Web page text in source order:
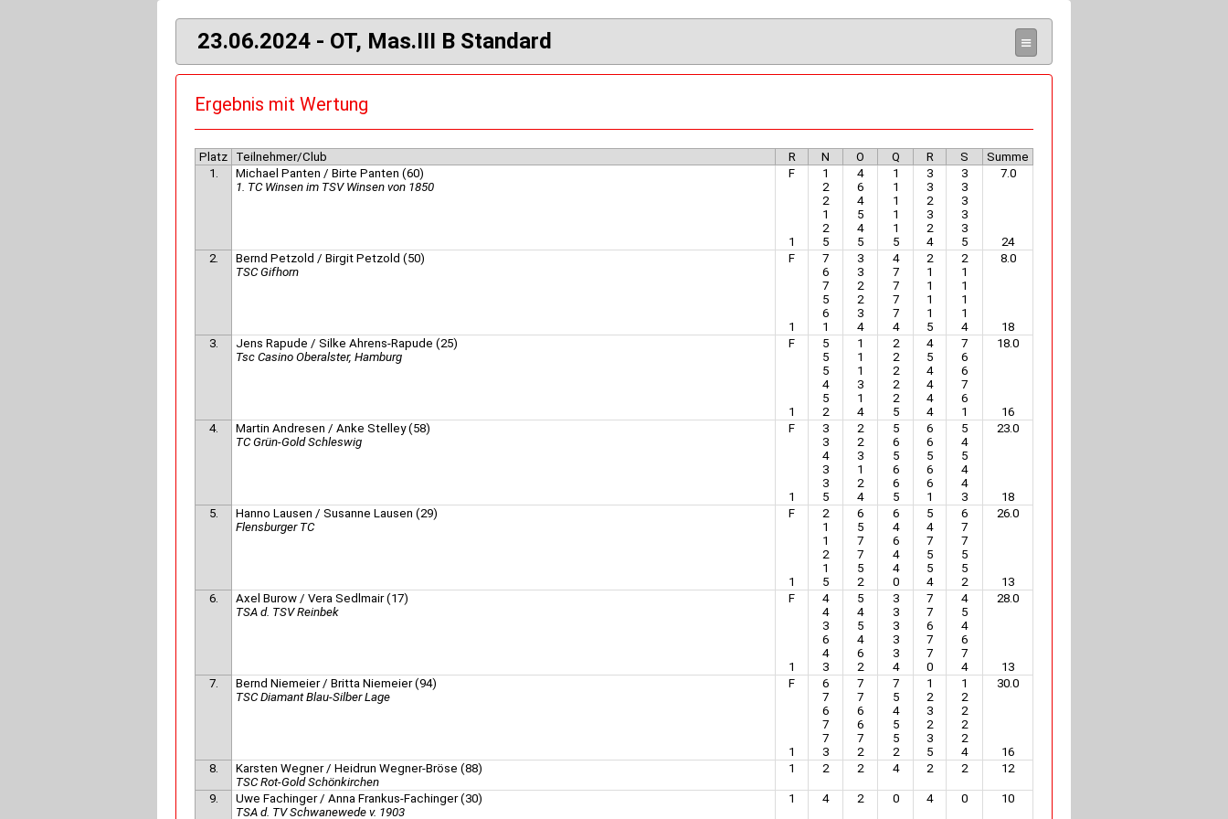
23.06.2024 - OT, Mas.III B Standard ≡
Ergebnis mit Wertung
Platz Teilnehmer/Club R N O Q R S
Summe
1.
Michael Panten / Birte Panten (60)
1. TC Winsen im TSV Winsen von 1850
F
1
1
2
2
1
2
5
4
6
4
5
4
5
1
1
1
1
1
5
3
3
2
3
2
4
3
3
3
3
3
5
7.0
24
2.
Bernd Petzold / Birgit Petzold (50)
TSC Gifhorn
F
1
7
6
7
5
6
1
3
3
2
2
3
4
4
7
7
7
7
4
2
1
1
1
1
5
2
1
1
1
1
4
8.0
18
3.
Jens Rapude / Silke Ahrens-Rapude (25)
Tsc Casino Oberalster, Hamburg
F
1
5
5
5
4
5
2
1
1
1
3
1
4
2
2
2
2
2
5
4
5
4
4
4
4
7
6
6
7
6
1
18.0
16
4.
Martin Andresen / Anke Stelley (58)
TC Grün-Gold Schleswig
F
1
3
3
4
3
3
5
2
2
3
1
2
4
5
6
5
6
6
5
6
6
5
6
6
1
5
4
5
4
4
3
23.0
18
5.
Hanno Lausen / Susanne Lausen (29)
Flensburger TC
F
1
2
1
1
2
1
5
6
5
7
7
5
2
6
4
6
4
4
0
5
4
7
5
5
4
6
7
7
5
5
2
26.0
13
6.
Axel Burow / Vera Sedlmair (17)
TSA d. TSV Reinbek
F
1
4
4
3
6
4
3
5
4
5
4
6
2
3
3
3
3
3
4
7
7
6
7
7
0
4
5
4
6
7
4
28.0
13
7.
Bernd Niemeier / Britta Niemeier (94)
TSC Diamant Blau-Silber Lage
F
1
6
7
6
7
7
3
7
7
6
6
7
2
7
5
4
5
5
2
1
2
3
2
3
5
1
2
2
2
2
4
30.0
16
8.
Karsten Wegner / Heidrun Wegner-Bröse (88)
TSC Rot-Gold Schönkirchen
1 2 2 4 2 2 12
9.
Uwe Fachinger / Anna Frankus-Fachinger (30)
TSA d. TV Schwanewede v. 1903
1 4 2 0 4 0 10